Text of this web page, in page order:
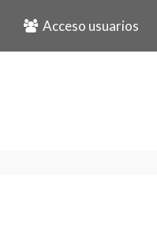
Acceso usuarios